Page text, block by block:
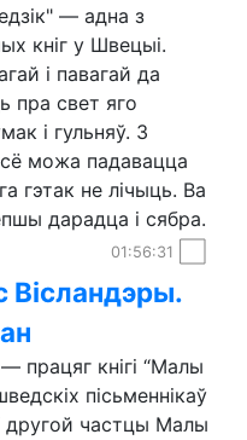
― адна з
кніг у Швецыі.
і павагай да
пра свет яго
і гульняў. З
можа падавацца
гэтак не лічыць. Ва
дарадца і сябра.
01:56:31
Вісландэры.
працяг кнігі “Малы
пісьменнікаў
другой частцы Малы